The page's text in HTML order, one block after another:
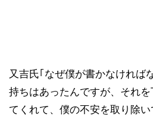
又吉氏｢なぜ僕が書かなければ
持ちはあったんですが、それ
てくれて、僕の不安を取り除